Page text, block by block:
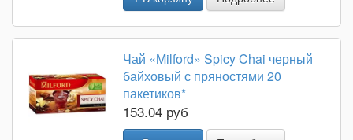
Чай «Milford» Spicy Chai черный
байховый с пряностями 20
пакетиков*
153.04 руб